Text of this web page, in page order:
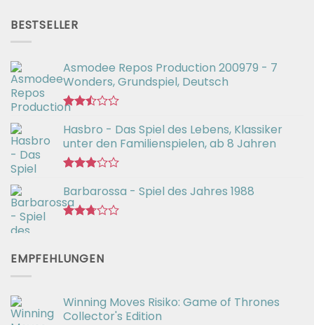
von 5
BESTSELLER
Asmodee Repos Production 200979 - 7
Wonders, Grundspiel, Deutsch
mit
2.50
von 5
Hasbro - Das Spiel des Lebens, Klassiker
unter den Familienspielen, ab 8 Jahren
mit
2.90
von 5
Barbarossa - Spiel des Jahres 1988
von 5
EMPFEHLUNGEN
Winning Moves Risiko: Game of Thrones
Collector's Edition